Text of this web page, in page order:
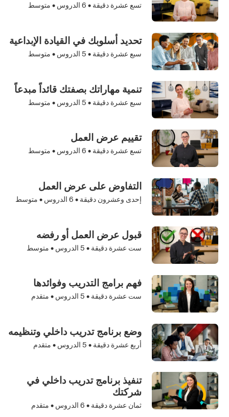
تسع عشرة دقيقة • 6 الدروس • متوسط
تحديد أسلوبك في القيادة الإبداعية
سبع عشرة دقيقة • 5 الدروس • متوسط
تنمية مهاراتك بصفتك قائداً مبدعاً
سبع عشرة دقيقة • 5 الدروس • متوسط
تقييم عرض العمل
تسع عشرة دقيقة • 6 الدروس • متوسط
التفاوض على عرض العمل
إحدى وعشرون دقيقة • 6 الدروس • متوسط
قبول عرض العمل أو رفضه
ست عشرة دقيقة • 5 الدروس • متوسط
فهم برامج التدريب وفوائدها
ست عشرة دقيقة • 5 الدروس • متقدم
وضع برنامج تدريب داخلي وتنظيمه
أربع عشرة دقيقة • 5 الدروس • متقدم
تنفيذ برنامج تدريب داخلي في
شركتك
ثمان عشرة دقيقة • 6 الدروس • متقدم